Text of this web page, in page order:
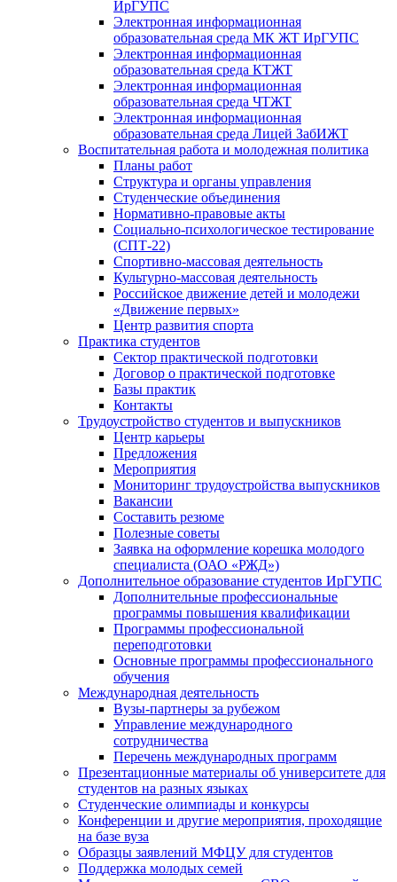
ИрГУПС
Электронная информационная
образовательная среда МК ЖТ ИрГУПС
Электронная информационная
образовательная среда КТЖТ
Электронная информационная
образовательная среда ЧТЖТ
Электронная информационная
образовательная среда Лицей ЗабИЖТ
Воспитательная работа и молодежная политика
Планы работ
Структура и органы управления
Студенческие объединения
Нормативно-правовые акты
Социально-психологическое тестирование
(СПТ-22)
Спортивно-массовая деятельность
Культурно-массовая деятельность
Российское движение детей и молодежи
«Движение первых»
Центр развития спорта
Практика студентов
Сектор практической подготовки
Договор о практической подготовке
Базы практик
Контакты
Трудоустройство студентов и выпускников
Центр карьеры
Предложения
Мероприятия
Мониторинг трудоустройства выпускников
Вакансии
Составить резюме
Полезные советы
Заявка на оформление корешка молодого
специалиста (ОАО «РЖД»)
Дополнительное образование студентов ИрГУПС
Дополнительные профессиональные
программы повышения квалификации
Программы профессиональной
переподготовки
Основные программы профессионального
обучения
Международная деятельность
Вузы-партнеры за рубежом
Управление международного
сотрудничества
Перечень международных программ
Презентационные материалы об университете для
студентов на разных языках
Студенческие олимпиады и конкурсы
Конференции и другие мероприятия, проходящие
на базе вуза
Образцы заявлений МФЦУ для студентов
Поддержка молодых семей